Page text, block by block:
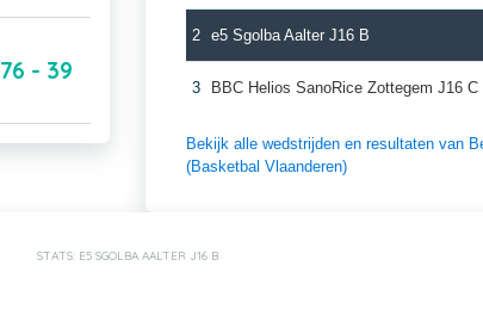
76 - 39
2 e5 Sgolba Aalter J16 B
3 BBC Helios SanoRice Zottegem J16 C
Bekijk alle wedstrijden en resultaten van
(Basketbal Vlaanderen)
STATS: E5 SGOLBA AALTER J16 B